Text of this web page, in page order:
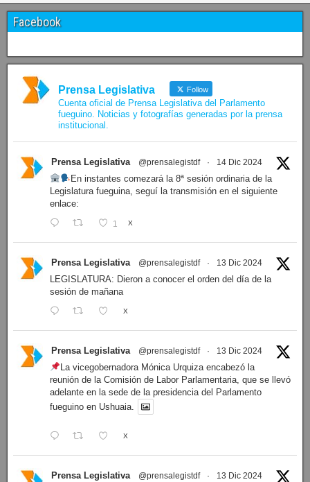
Facebook
Prensa Legislativa Follow
Cuenta oficial de Prensa Legislativa del Parlamento
fueguino. Noticias y fotografías generadas por la prensa
institucional.
Prensa Legislativa @prensalegistdf · 14 Dic 2024
En instantes comezará la 8ª sesión ordinaria de la
Legislatura fueguina, seguí la transmisión en el siguiente
enlace:
1 X
Prensa Legislativa @prensalegistdf · 13 Dic 2024
LEGISLATURA: Dieron a conocer el orden del día de la
sesión de mañana
X
Prensa Legislativa @prensalegistdf · 13 Dic 2024
La vicegobernadora Mónica Urquiza encabezó la
reunión de la Comisión de Labor Parlamentaria, que se llevó
adelante en la sede de la presidencia del Parlamento
fueguino en Ushuaia.
X
Prensa Legislativa @prensalegistdf · 13 Dic 2024